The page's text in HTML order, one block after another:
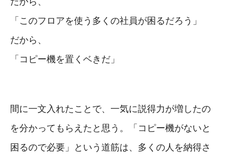
「このフロアを使う多くの社員が困るだろう」
だから、
「コピー機を置くベきだ」
間に一文入れたことで、一気に説得力が増したの
を分かってもらえたと思う。「コピー機がないと
困るので必要」という道筋は、多くの人を納得さ